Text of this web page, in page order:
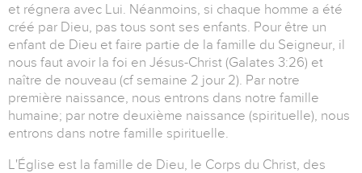
et régnera avec Lui. Néanmoins, si chaque homme a été
créé par Dieu, pas tous sont ses enfants. Pour être un
enfant de Dieu et faire partie de la famille du Seigneur, il
nous faut avoir la foi en Jésus-Christ (Galates 3:26) et
naître de nouveau (cf semaine 2 jour 2). Par notre
première naissance, nous entrons dans notre famille
humaine; par notre deuxième naissance (spirituelle), nous
entrons dans notre famille spirituelle.
L'Église est la famille de Dieu, le Corps du Christ, des